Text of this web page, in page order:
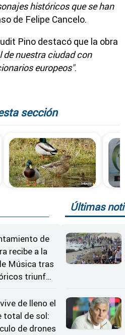
históricos que se han
de Felipe Cancelo.
Pino destacó que la obra
de nuestra ciudad con
europeos".
sección
de
recibe a la
Música tras
triunfos
de lleno el
total de sol:
de drones
Últimas